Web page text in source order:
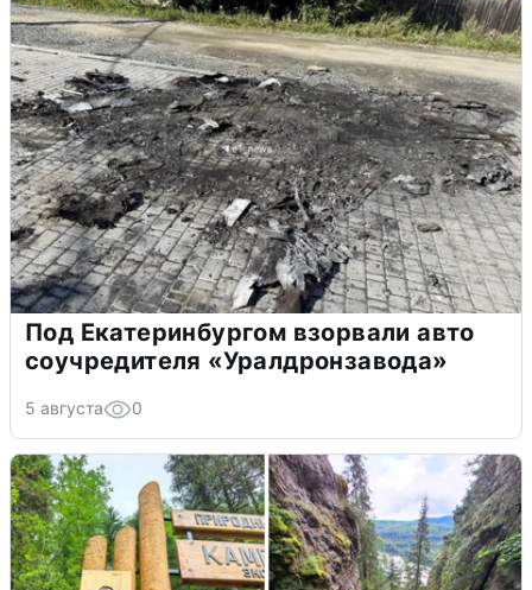
Под Екатеринбургом взорвали авто
соучредителя «Уралдронзавода»
5 августа 0